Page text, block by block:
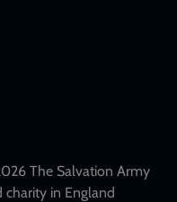
The Salvation Army
charity in England